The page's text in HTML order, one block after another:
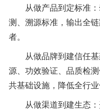
从做产品到定标准：
测、溯源标准，输出全
者。
从做品牌到建信任基
源、功效验证、品质检
共基础设施，降低全行业
从做渠道到建生态：